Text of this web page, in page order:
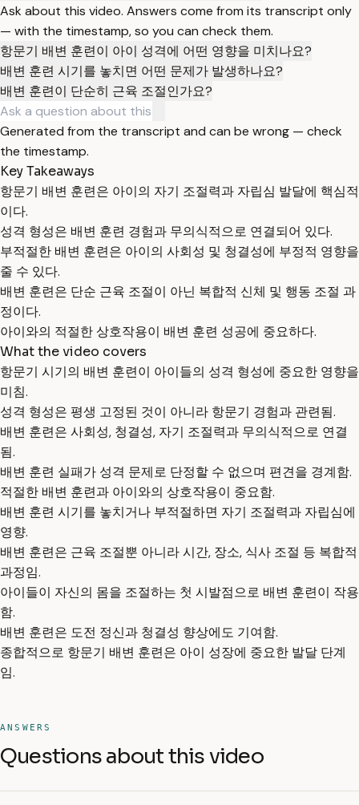
Ask about this video. Answers come from its transcript only
— with the timestamp, so you can check them.
항문기 배변 훈련이 아이 성격에 어떤 영향을 미치나요?
배변 훈련 시기를 놓치면 어떤 문제가 발생하나요?
배변 훈련이 단순히 근육 조절인가요?
Generated from the transcript and can be wrong — check
the timestamp.
Key Takeaways
항문기 배변 훈련은 아이의 자기 조절력과 자립심 발달에 핵심적
이다.
성격 형성은 배변 훈련 경험과 무의식적으로 연결되어 있다.
부적절한 배변 훈련은 아이의 사회성 및 청결성에 부정적 영향을
줄 수 있다.
배변 훈련은 단순 근육 조절이 아닌 복합적 신체 및 행동 조절 과
정이다.
아이와의 적절한 상호작용이 배변 훈련 성공에 중요하다.
What the video covers
항문기 시기의 배변 훈련이 아이들의 성격 형성에 중요한 영향을
미침.
성격 형성은 평생 고정된 것이 아니라 항문기 경험과 관련됨.
배변 훈련은 사회성, 청결성, 자기 조절력과 무의식적으로 연결
됨.
배변 훈련 실패가 성격 문제로 단정할 수 없으며 편견을 경계함.
적절한 배변 훈련과 아이와의 상호작용이 중요함.
배변 훈련 시기를 놓치거나 부적절하면 자기 조절력과 자립심에
영향.
배변 훈련은 근육 조절뿐 아니라 시간, 장소, 식사 조절 등 복합적
과정임.
아이들이 자신의 몸을 조절하는 첫 시발점으로 배변 훈련이 작용
함.
배변 훈련은 도전 정신과 청결성 향상에도 기여함.
종합적으로 항문기 배변 훈련은 아이 성장에 중요한 발달 단계
임.
ANSWERS
Questions about this video